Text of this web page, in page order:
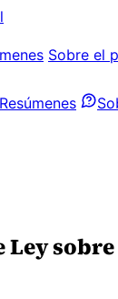
Sobre el
Resúmenes